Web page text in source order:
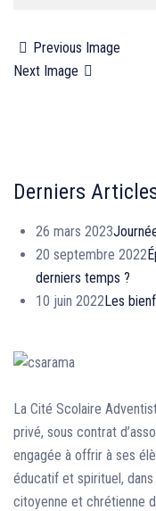
Previous Image
Next Image
Derniers
26 mars 2023
20 septembre 2022
derniers temps ?
10 juin 2022Les
La Cité Scolaire
privé, sous contrat
engagée à offrir à ses
éducatif et spirituel,
citoyenne et chrétienne